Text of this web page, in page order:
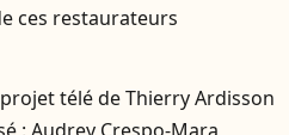
ces restaurateurs
télé de Thierry Ardisson